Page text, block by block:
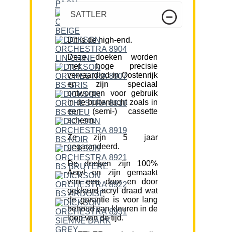
SATTLER
Dit is de high-end.
Deze doeken worden
met hoge precisie
vervaardigd in Oostenrijk
en zijn speciaal
ontworpen voor gebruik
in de buitenlucht zoals in
een (semi-) cassette
scherm.
Ze zijn 5 jaar
gegarandeerd.
De doeken zijn 100%
Acryl en zijn gemaakt
van een door en door
gekleurd acryl draad wat
de garantie is voor lang
behoud van kleuren in de
loop van de tijd.